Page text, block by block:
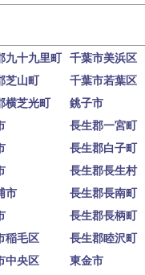
九十九里町
千葉市美浜区
芝山町
千葉市若葉区
横芝光町
銚子市
長生郡一宮町
長生郡白子町
長生郡長生村
市
長生郡長南町
長生郡長柄町
稲毛区
長生郡睦沢町
中央区
東金市